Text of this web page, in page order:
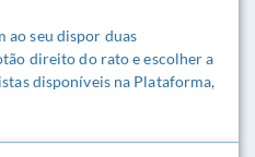
seu dispor duas
direito do rato e escolher a
disponíveis na Plataforma,